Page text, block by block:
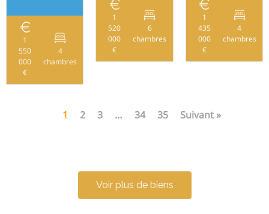
1
550
000
€
4
chambres
1
520
000
€
6
chambres
1
435
000
€
4
chambres
1 2 3 … 34 35 Suivant »
Voir plus de biens